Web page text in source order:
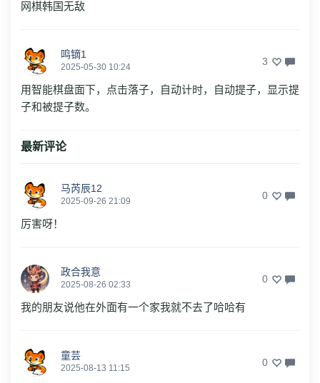
网棋韩国无敌
鸣镝1
2025-05-30 10:24 3
用智能棋盘面下，点击落子，自动计时，自动提子，显示提
子和被提子数。
最新评论
马芮辰12
2025-09-26 21:09 0
厉害呀！
政合我意
2025-08-26 02:33 0
我的朋友说他在外面有一个家我就不去了哈哈有
童芸
2025-08-13 11:15 0